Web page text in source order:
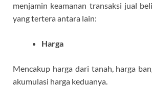
menjamin keamanan transaksi jual
yang tertera antara lain:
Harga
Mencakup harga dari tanah, harga
akumulasi harga keduanya.